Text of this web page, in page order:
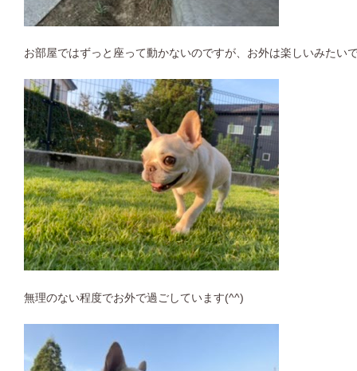
お部屋ではずっと座って動かないのですが、お外は楽しいみたい
無理のない程度でお外で過ごしています(^^)